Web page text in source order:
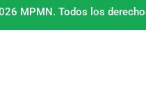
MPMN. Todos los